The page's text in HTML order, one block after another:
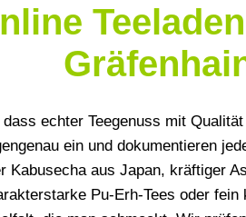
echter Teegenuss mit
ein und dokumentieren
Kabusecha aus Japan, kräftiger
Pu-Erh-Tees oder